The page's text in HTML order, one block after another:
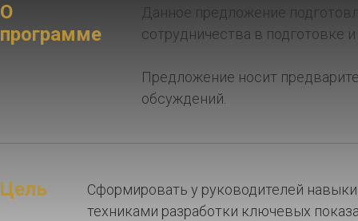
О
программе
Данное предложение
сотрудничества в подготовке
Предложение носит
обсуждений.
Цель
Сформировать у руководителей
техниками разработки ключевых